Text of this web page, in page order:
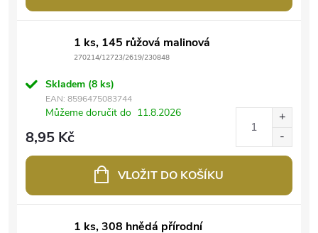
1 ks, 145 růžová malinová
270214/12723/2619/230848
Skladem (8 ks)
EAN: 8596475083744
Můžeme doručit do 11.8.2026
8,95 Kč
VLOŽIT DO KOŠÍKU
1 ks, 308 hnědá přírodní